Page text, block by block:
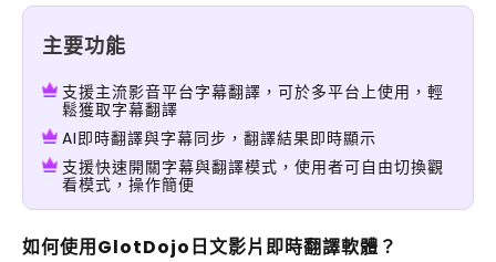
主要功能
支援主流影音平台字幕翻譯，可於多平台上使用，輕
鬆獲取字幕翻譯
AI即時翻譯與字幕同步，翻譯結果即時顯示
支援快速開關字幕與翻譯模式，使用者可自由切換觀
看模式，操作簡便
如何使用GlotDojo日文影片即時翻譯軟體？